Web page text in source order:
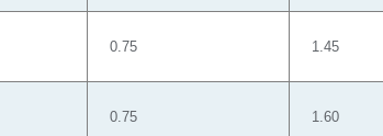
0.75 1.45
0.75 1.60